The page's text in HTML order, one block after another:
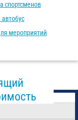
спортсменов
мероприятий